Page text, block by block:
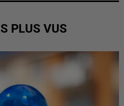
PLUS VUS